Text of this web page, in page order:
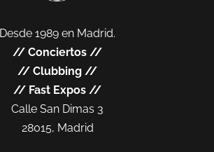
Desde 1989 en Madrid.
// Conciertos //
// Clubbing //
// Fast Expos //
Calle San Dimas 3
28015, Madrid